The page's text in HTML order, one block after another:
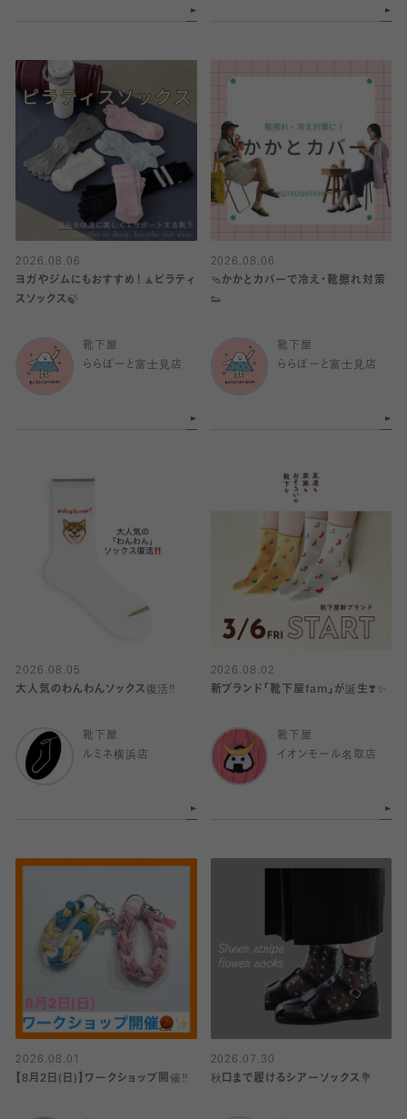
2026.08.06
ヨガやジムにもおすすめ！🧘ピラティ
スソックス🍃
靴下屋
ららぽーと富士見店
2026.08.06
🩴かかとカバーで冷え・靴擦れ対策
👟
靴下屋
ららぽーと富士見店
2026.08.05
大人気のわんわんソックス復活‼️
靴下屋
ルミネ横浜店
2026.08.02
新ブランド「靴下屋fam」が誕生❣️✨
靴下屋
イオンモール名取店
2026.08.01
【8月2日(日)】ワークショップ開催‼️
2026.07.30
秋口まで履けるシアーソックス💐